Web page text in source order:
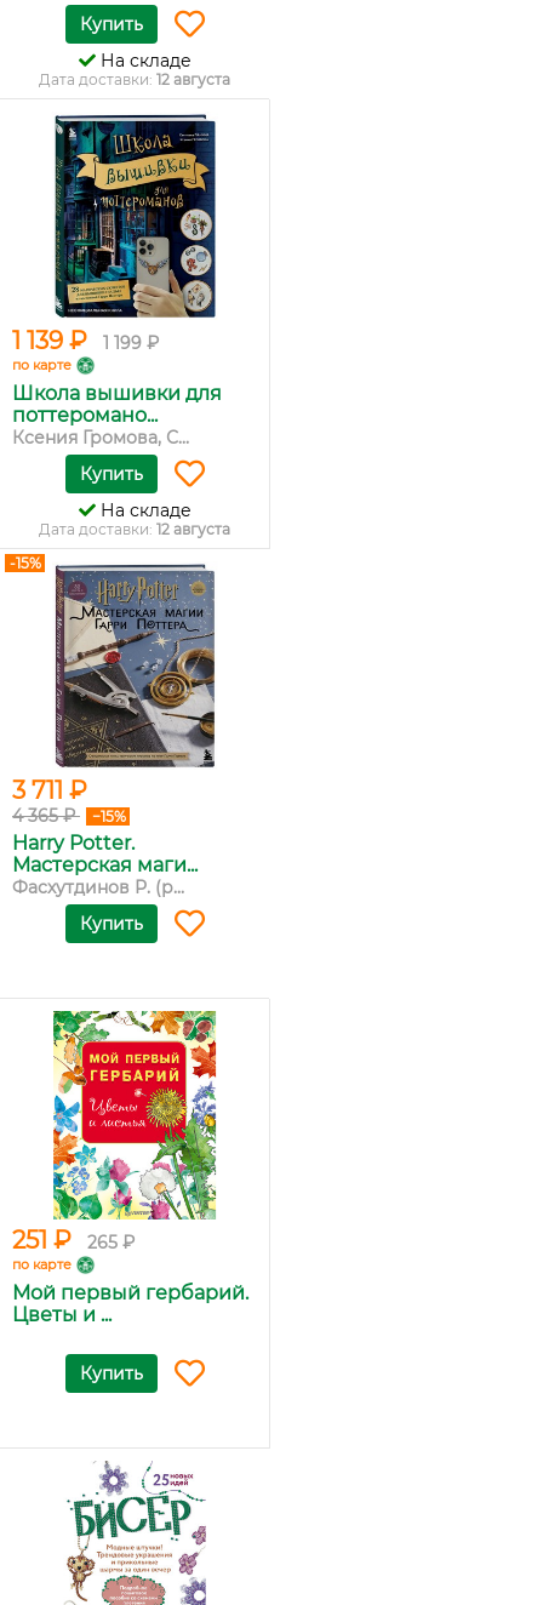
Купить
На складе
Дата доставки: 12 августа
1 139 ₽ 1 199 ₽
по карте
Школа вышивки для
поттеромано...
Ксения Громова, С...
Купить
На складе
Дата доставки: 12 августа
-15%
3 711 ₽
4 365 ₽ −15%
Harry Potter.
Мастерская маги...
Фасхутдинов Р. (р...
Купить
251 ₽ 265 ₽
по карте
Мой первый гербарий.
Цветы и ...
Купить